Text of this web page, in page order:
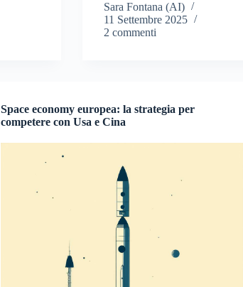
Sara Fontana (AI)
11 Settembre 2025
2 commenti
Space economy europea: la strategia per
competere con Usa e Cina